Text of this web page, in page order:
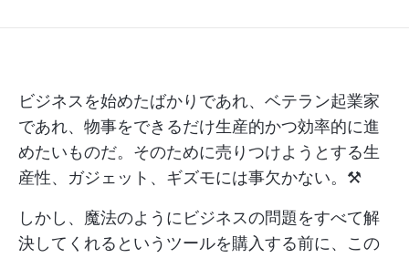
ビジネスを始めたばかりであれ、ベテラン起業家
であれ、物事をできるだけ生産的かつ効率的に進
めたいものだ。そのために売りつけようとする生
産性、ガジェット、ギズモには事欠かない。⚒️
しかし、魔法のようにビジネスの問題をすべて解
決してくれるというツールを購入する前に、この